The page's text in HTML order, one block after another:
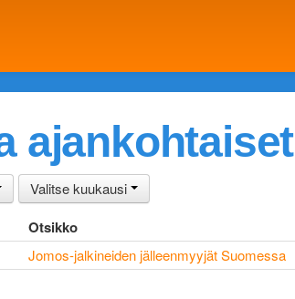
ajankohtaiset
Valitse kuukausi
Otsikko
Jomos-jalkineiden jälleenmyyjät Suomessa